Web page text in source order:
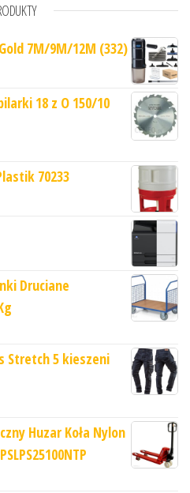
7M/9M/12M (332)
18 z O 150/10
70233
Druciane
Stretch 5 kieszeni
Huzar Koła Nylon